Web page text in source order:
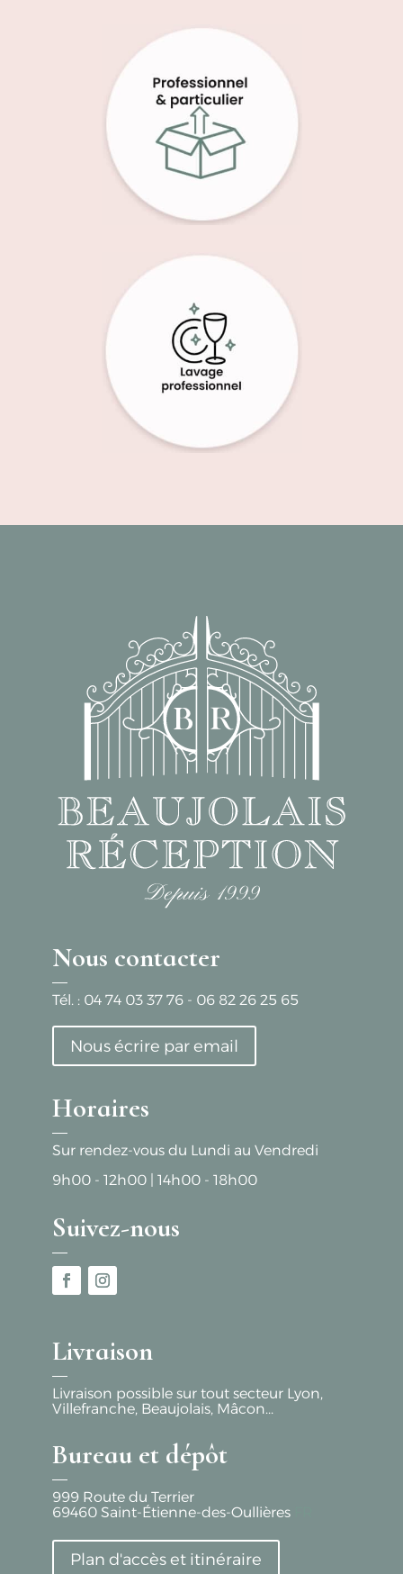
Nous contacter
Tél. : 04 74 03 37 76 - 06 82 26 25 65
Nous écrire par email
Horaires
Sur rendez-vous du Lundi au Vendredi
9h00 - 12h00
|14h00 - 18h00
Suivez-nous
Livraison
Livraison possible sur tout secteur Lyon,
Villefranche, Beaujolais, Mâcon...
Bureau et dépôt
999 Route du Terrier
69460 Saint-Étienne-des-Oullières
Plan d'accès et itinéraire